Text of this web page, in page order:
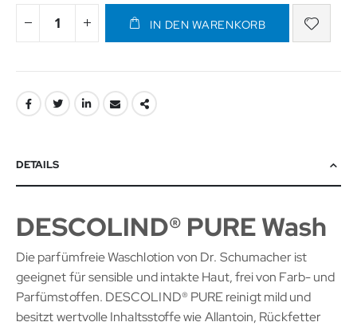
IN DEN WARENKORB
DETAILS
DESCOLIND® PURE Wash
Die parfümfreie Waschlotion von Dr. Schumacher ist
geeignet für sensible und intakte Haut, frei von Farb- und
Parfümstoffen. DESCOLIND® PURE reinigt mild und
besitzt wertvolle Inhaltsstoffe wie Allantoin, Rückfetter